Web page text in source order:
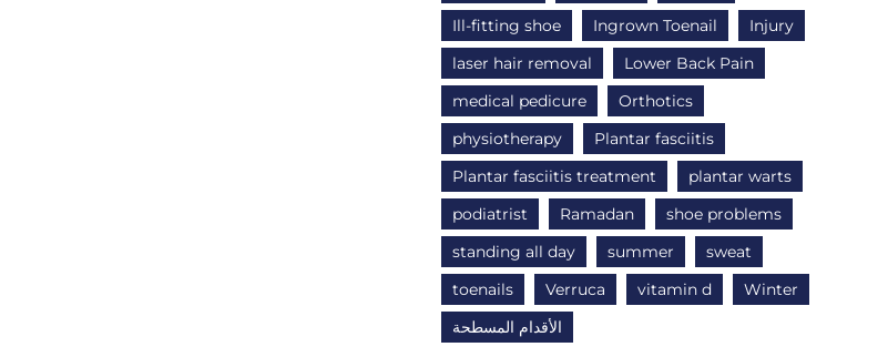
Ill-fitting shoe
Ingrown Toenail
Injury
laser hair removal
Lower Back Pain
medical pedicure
Orthotics
physiotherapy
Plantar fasciitis
Plantar fasciitis treatment
plantar warts
podiatrist
Ramadan
shoe problems
standing all day
summer
sweat
toenails
Verruca vitamin d
Winter
الأقدام المسطحة